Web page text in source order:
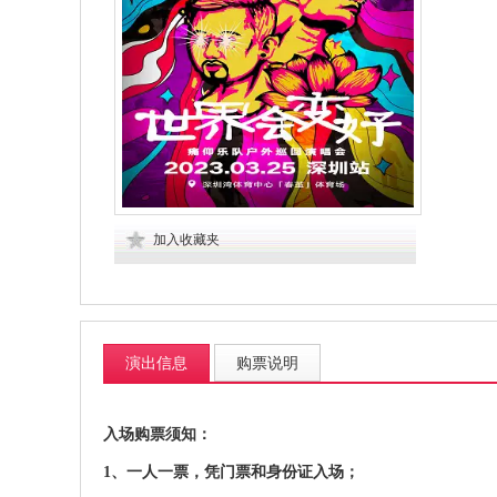
加入收藏夹
演出信息 购票说明
入场购票须知：
1、一人一票，凭门票和身份证入场；